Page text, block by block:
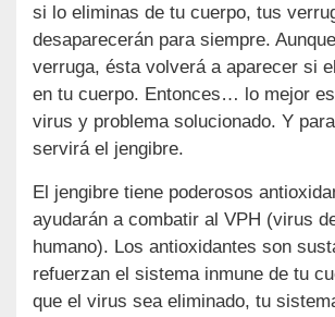
si lo eliminas de tu cuerpo, tus
desaparecerán para siempre.
verruga, ésta volverá a aparecer si
en tu cuerpo. Entonces… lo mejor
virus y problema solucionado. Y
servirá el jengibre.
El jengibre tiene poderosos
ayudarán a combatir al VPH (virus
humano). Los antioxidantes son
refuerzan el sistema inmune de tu
que el virus sea eliminado, tu